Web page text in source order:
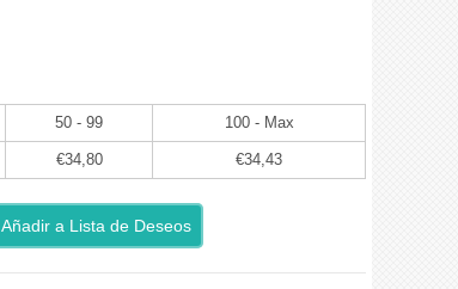
50 - 99 100 - Max
€34,80 €34,43
Añadir a Lista de Deseos